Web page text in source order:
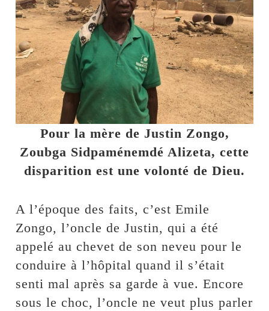
Pour la mère de Justin Zongo,
Zoubga Sidpaménemdé Alizeta, cette
disparition est une volonté de Dieu.
A l’époque des faits, c’est Emile
Zongo, l’oncle de Justin, qui a été
appelé au chevet de son neveu pour le
conduire à l’hôpital quand il s’était
senti mal après sa garde à vue. Encore
sous le choc, l’oncle ne veut plus parler